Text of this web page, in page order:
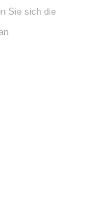
Sie sich die